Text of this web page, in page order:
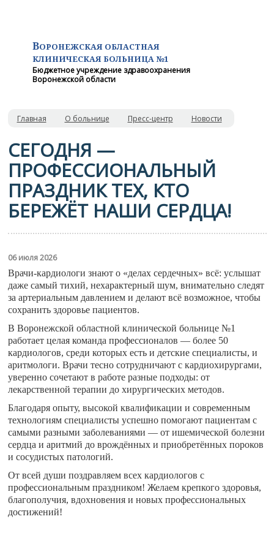
ВОРОНЕЖСКАЯ ОБЛАСТНАЯ
КЛИНИЧЕСКАЯ БОЛЬНИЦА №1
Бюджетное учреждение здравоохранения
Воронежской области
Главная О больнице Пресс-центр Новости
СЕГОДНЯ —
ПРОФЕССИОНАЛЬНЫЙ
ПРАЗДНИК ТЕХ, КТО
БЕРЕЖЁТ НАШИ СЕРДЦА!
06 июля 2026
Врачи‑кардиологи знают о «делах сердечных» всё: услышат
даже самый тихий, нехарактерный шум, внимательно следят
за артериальным давлением и делают всё возможное, чтобы
сохранить здоровье пациентов.
В Воронежской областной клинической больнице №1
работает целая команда профессионалов — более 50
кардиологов, среди которых есть и детские специалисты, и
аритмологи. Врачи тесно сотрудничают с кардиохирургами,
уверенно сочетают в работе разные подходы: от
лекарственной терапии до хирургических методов.
Благодаря опыту, высокой квалификации и современным
технологиям специалисты успешно помогают пациентам с
самыми разными заболеваниями — от ишемической болезни
сердца и аритмий до врождённых и приобретённых пороков
и сосудистых патологий.
От всей души поздравляем всех кардиологов с
профессиональным праздником! Желаем крепкого здоровья,
благополучия, вдохновения и новых профессиональных
достижений!